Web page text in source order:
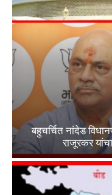
बहुचर्चित नांदेड
राजूरकर